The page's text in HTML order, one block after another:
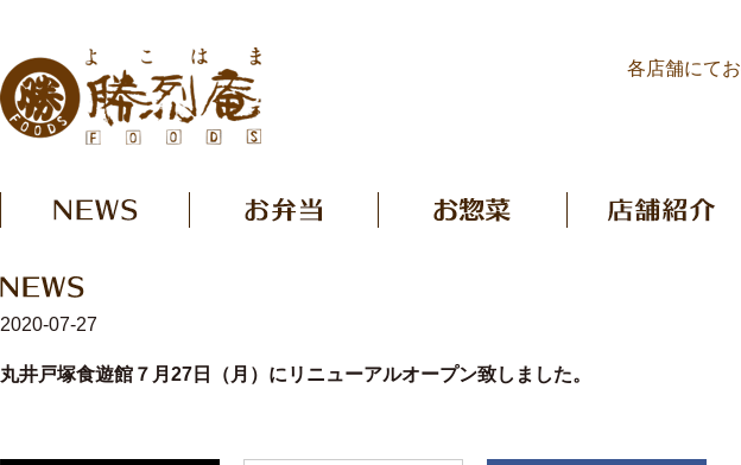
各店舗にて
2020-07-27
丸井戸塚食遊館７月27日（月）にリニューアルオープン致しました。